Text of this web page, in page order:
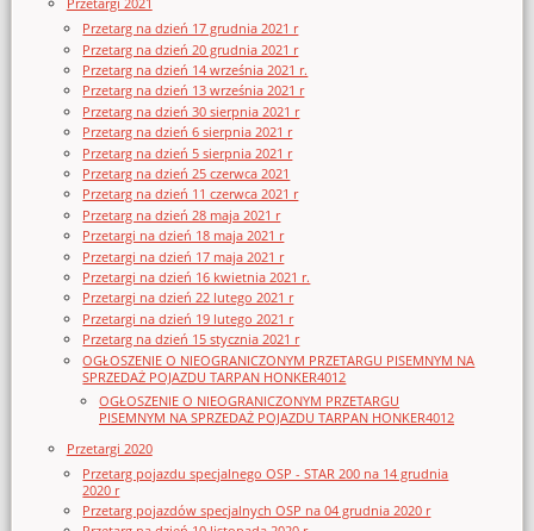
Przetarg na dzień 17 grudnia 2021 r
Przetarg na dzień 20 grudnia 2021 r
Przetarg na dzień 14 września 2021 r.
Przetarg na dzień 13 września 2021 r
Przetarg na dzień 30 sierpnia 2021 r
Przetarg na dzień 6 sierpnia 2021 r
Przetarg na dzień 5 sierpnia 2021 r
Przetarg na dzień 25 czerwca 2021
Przetarg na dzień 11 czerwca 2021 r
Przetarg na dzień 28 maja 2021 r
Przetargi na dzień 18 maja 2021 r
Przetargi na dzień 17 maja 2021 r
Przetargi na dzień 16 kwietnia 2021 r.
Przetargi na dzień 22 lutego 2021 r
Przetargi na dzień 19 lutego 2021 r
Przetarg na dzień 15 stycznia 2021 r
OGŁOSZENIE O NIEOGRANICZONYM PRZETARGU PISEMNYM NA
SPRZEDAŻ POJAZDU TARPAN HONKER4012
OGŁOSZENIE O NIEOGRANICZONYM PRZETARGU
PISEMNYM NA SPRZEDAŻ POJAZDU TARPAN HONKER4012
Przetargi 2020
Przetarg pojazdu specjalnego OSP - STAR 200 na 14 grudnia
2020 r
Przetarg pojazdów specjalnych OSP na 04 grudnia 2020 r